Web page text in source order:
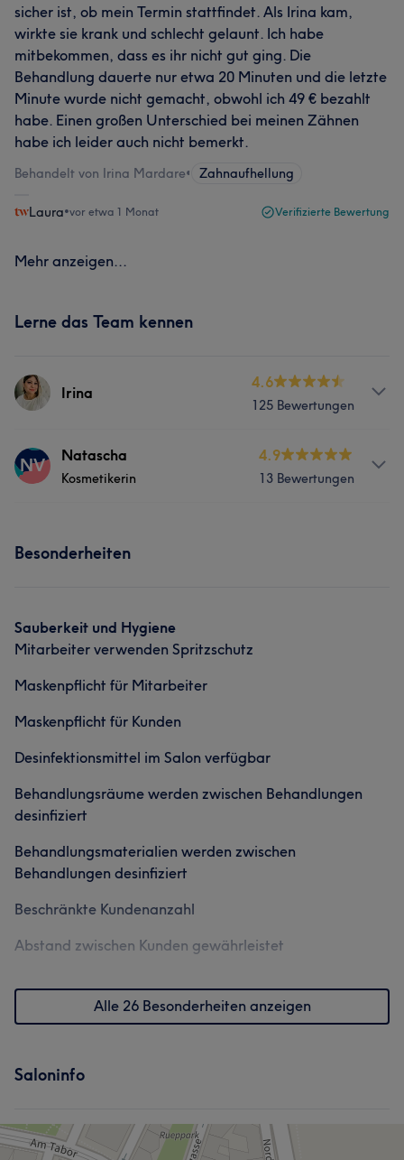
sicher ist, ob mein Termin stattfindet. Als Irina kam,
wirkte sie krank und schlecht gelaunt. Ich habe
mitbekommen, dass es ihr nicht gut ging. Die
Behandlung dauerte nur etwa 20 Minuten und die letzte
Minute wurde nicht gemacht, obwohl ich 49 € bezahlt
habe. Einen großen Unterschied bei meinen Zähnen
habe ich leider auch nicht bemerkt.
Behandelt von Irina Mardare• Zahnaufhellung
Laura•vor etwa 1 Monat Verifizierte Bewertung
Mehr anzeigen...
Lerne das Team kennen
Irina
4.6
125 Bewertungen
Services
Professionell 7
NV Natascha
Kosmetikerin
4.9
13 Bewertungen
Ich bin Natascha, Dip. Kosmetikerin und
und freue mich Ihnen ein Verwöhnte Auszeit anzubieten.
Besonderheiten
Sauberkeit und Hygiene
Mitarbeiter verwenden Spritzschutz
Maskenpflicht für Mitarbeiter
Maskenpflicht für Kunden
Desinfektionsmittel im Salon verfügbar
Behandlungsräume werden zwischen Behandlungen
desinfiziert
Behandlungsmaterialien werden zwischen
Behandlungen desinfiziert
Beschränkte Kundenanzahl
Abstand zwischen Kunden gewährleistet
Alle 26 Besonderheiten anzeigen
Saloninfo